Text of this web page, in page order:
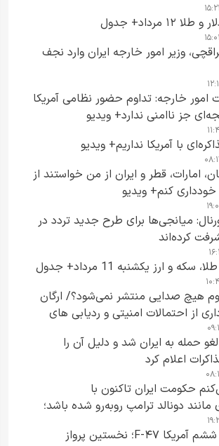
مرداد+ جدول
وزیر امور خارجه ایران وارد نجف
امور خارجه: تداوم حضور نظامی آمریکا
جز ناامنی ندارد+ ویدیو
با آمریکا نداریم+ ویدیو
امارات، قطر و ایران از من خواستند از
کنم+ ویدیو
میانجی‌ها برای طرح جدید تردد در
کرده‌اند
و ارز یکشنبه 11 مرداد+ جدول
هیچ صدایی منتشر نمی‌شود؟/ ارگان
از احتمالات امنیتی و ردیابی های
ترامپ مدعی لغو حمله به ایران شد و دلیل آن را
اعلام کرد
حکومت ایران تاکنون با
دونالد ترامپ روبه‌رو شده باشد؛
به اقدام می‌زند
جنگنده نسل ششم آمریکا F-۴۷؛ نخستین پرواز